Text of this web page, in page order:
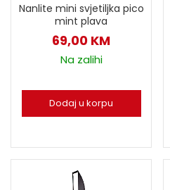
Nanlite mini svjetiljka pico
mint plava
69,00 KM
Na zalihi
Dodaj u korpu